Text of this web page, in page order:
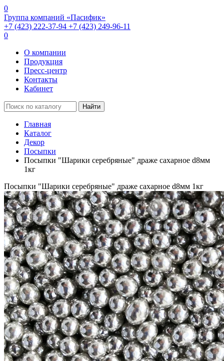
0
Группа компаний «Пасифик»
+7 (423) 222-37-94 +7 (423) 249-96-11
0
О компании
Продукция
Пресс-центр
Контакты
Кабинет
Найти
Главная
Каталог
Декор
Посыпки
Посыпки "Шарики серебряные" драже сахарное d8мм
1кг
Посыпки "Шарики серебряные" драже сахарное d8мм 1кг